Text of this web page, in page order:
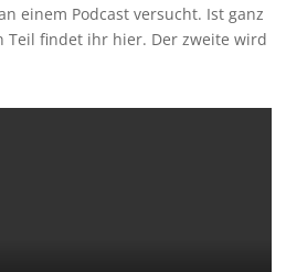
einem Podcast versucht. Ist ganz
Teil findet ihr hier. Der zweite wird